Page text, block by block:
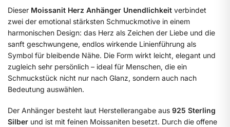
Dieser Moissanit Herz Anhänger Unendlichkeit verbindet
zwei der emotional stärksten Schmuckmotive in einem
harmonischen Design: das Herz als Zeichen der Liebe und die
sanft geschwungene, endlos wirkende Linienführung als
Symbol für bleibende Nähe. Die Form wirkt leicht, elegant und
zugleich sehr persönlich – ideal für Menschen, die ein
Schmuckstück nicht nur nach Glanz, sondern auch nach
Bedeutung auswählen.
Der Anhänger besteht laut Herstellerangabe aus 925 Sterling
Silber und ist mit feinen Moissaniten besetzt. Durch die offene